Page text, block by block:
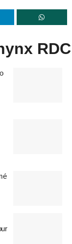
RDC